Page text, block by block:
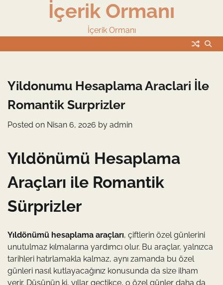
İçerik Ormanı
İçerik Ormanı
Yildonumu Hesaplama Araclari İle
Romantik Surprizler
Posted on Nisan 6, 2026 by admin
Yıldönümü Hesaplama
Araçları ile Romantik
Sürprizler
Yıldönümü hesaplama araçları, çiftlerin özel günlerini
unutulmaz kılmalarına yardımcı olur. Bu araçlar, yalnızca
tarihleri hatırlamakla kalmaz, aynı zamanda bu özel
günleri nasıl kutlayacağınız konusunda da size ilham
verir. Düşünün ki, yıllar geçtikçe, o özel günler daha da